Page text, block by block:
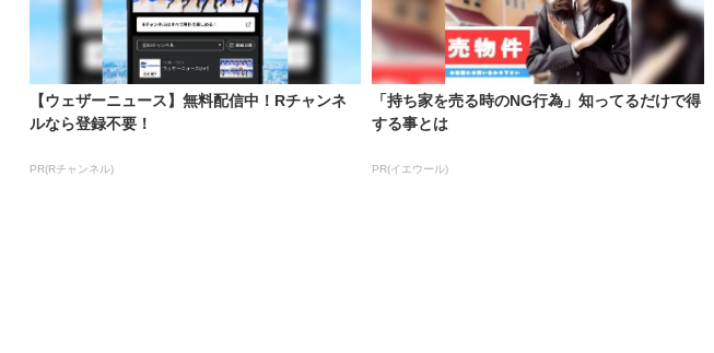
【ウェザーニュース】無料配信中！Rチャンネ
ルなら登録不要！
PR(Rチャンネル)
「持ち家を売る時のNG行為」知ってるだけで得
する事とは
PR(イエウール)